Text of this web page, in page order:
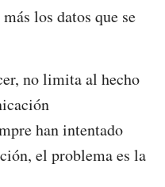
los datos que se
no limita al hecho
han intentado
el problema es la